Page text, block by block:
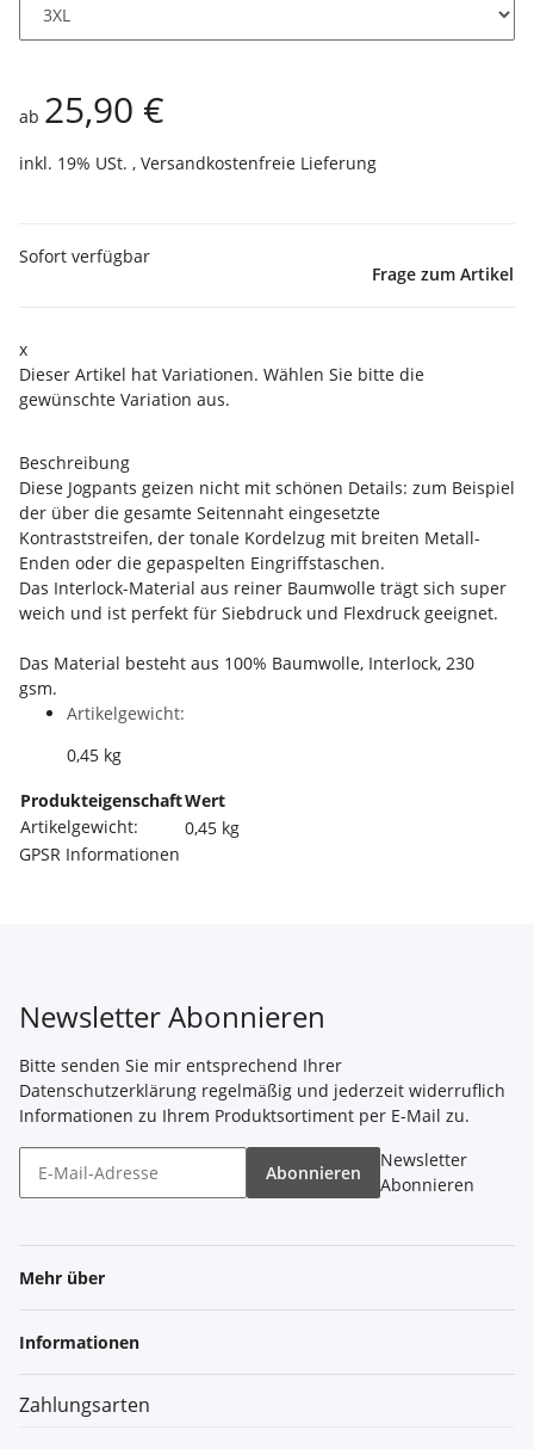
ab 25,90 €
inkl. 19% USt. , Versandkostenfreie Lieferung
Sofort verfügbar
Frage zum Artikel
x
Dieser Artikel hat Variationen. Wählen Sie bitte die
gewünschte Variation aus.
Beschreibung
Diese Jogpants geizen nicht mit schönen Details: zum Beispiel
der über die gesamte Seitennaht eingesetzte
Kontraststreifen, der tonale Kordelzug mit breiten Metall-
Enden oder die gepaspelten Eingriffstaschen.
Das Interlock-Material aus reiner Baumwolle trägt sich super
weich und ist perfekt für Siebdruck und Flexdruck geeignet.
Das Material besteht aus 100% Baumwolle, Interlock, 230
gsm.
Artikelgewicht:
0,45 kg
ProdukteigenschaftWert
Artikelgewicht:
0,45 kg
GPSR Informationen
Newsletter Abonnieren
Bitte senden Sie mir entsprechend Ihrer
Datenschutzerklärung regelmäßig und jederzeit widerruflich
Informationen zu Ihrem Produktsortiment per E-Mail zu.
Abonnieren
Newsletter
Abonnieren
Mehr über
Informationen
Zahlungsarten